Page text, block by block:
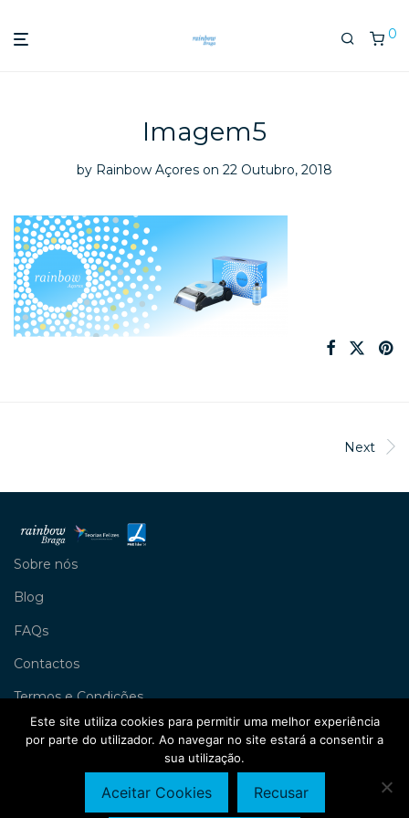
0
Imagem5
by Rainbow Açores on 22 Outubro, 2018
Next
Sobre nós
Blog
FAQs
Contactos
Termos e Condições
Livro de Reclamações
Rainbow Braga
Este site utiliza cookies para permitir uma melhor experiência
por parte do utilizador. Ao navegar no site estará a consentir a
sua utilização.
Aceitar Cookies Recusar